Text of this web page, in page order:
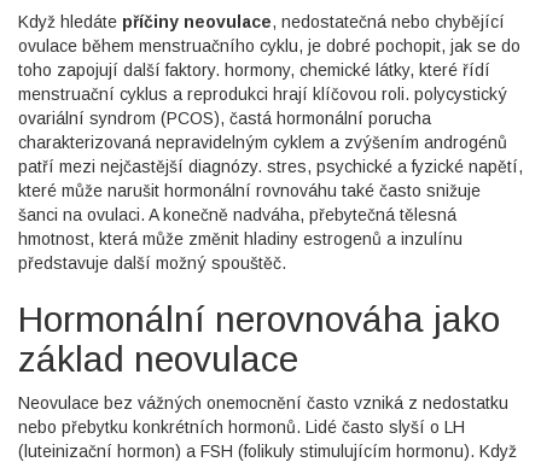
Když hledáte příčiny neovulace, nedostatečná nebo chybějící
ovulace během menstruačního cyklu, je dobré pochopit, jak se do
toho zapojují další faktory. hormony, chemické látky, které řídí
menstruační cyklus a reprodukci hrají klíčovou roli. polycystický
ovariální syndrom (PCOS), častá hormonální porucha
charakterizovaná nepravidelným cyklem a zvýšením androgénů
patří mezi nejčastější diagnózy. stres, psychické a fyzické napětí,
které může narušit hormonální rovnováhu také často snižuje
šanci na ovulaci. A konečně nadváha, přebytečná tělesná
hmotnost, která může změnit hladiny estrogenů a inzulínu
představuje další možný spouštěč.
Hormonální nerovnováha jako
základ neovulace
Neovulace bez vážných onemocnění často vzniká z nedostatku
nebo přebytku konkrétních hormonů. Lidé často slyší o LH
(luteinizační hormon) a FSH (folikuly stimulujícím hormonu). Když